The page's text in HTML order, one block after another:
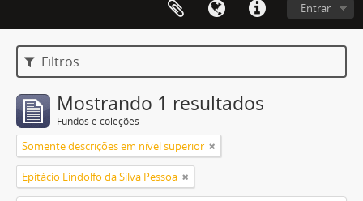
Entrar
Filtros
Mostrando 1 resultados
Fundos e coleções
Somente descrições em nível superior
Epitácio Lindolfo da Silva Pessoa